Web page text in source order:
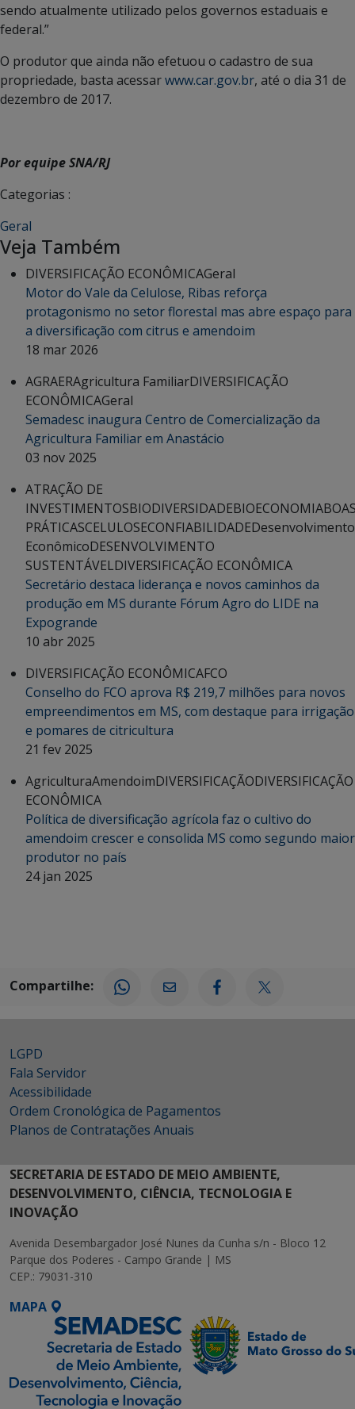
sendo atualmente utilizado pelos governos estaduais e
federal.”
O produtor que ainda não efetuou o cadastro de sua
propriedade, basta acessarwww.car.gov.br, até o dia 31 de
dezembro de 2017.
Por equipe SNA/RJ
Categorias :
Geral
Veja Também
DIVERSIFICAÇÃO ECONÔMICAGeral
Motor do Vale da Celulose, Ribas reforça
protagonismo no setor florestal mas abre espaço para
a diversificação com citrus e amendoim
18 mar 2026
AGRAERAgricultura FamiliarDIVERSIFICAÇÃO
ECONÔMICAGeral
Semadesc inaugura Centro de Comercialização da
Agricultura Familiar em Anastácio
03 nov 2025
ATRAÇÃO DE
INVESTIMENTOSBIODIVERSIDADEBIOECONOMIA
PRÁTICASCELULOSECONFIABILIDADEDesenvolvimento
EconômicoDESENVOLVIMENTO
SUSTENTÁVELDIVERSIFICAÇÃO ECONÔMICA
Secretário destaca liderança e novos caminhos da
produção em MS durante Fórum Agro do LIDE na
Expogrande
10 abr 2025
DIVERSIFICAÇÃO ECONÔMICAFCO
Conselho do FCO aprova R$ 219,7 milhões para novos
empreendimentos em MS, com destaque para irrigação
e pomares de citricultura
21 fev 2025
AgriculturaAmendoimDIVERSIFICAÇÃODIVERSIFICAÇÃO
ECONÔMICA
Política de diversificação agrícola faz o cultivo do
amendoim crescer e consolida MS como segundo maior
produtor no país
24 jan 2025
Compartilhe:
LGPD
Fala Servidor
Acessibilidade
Ordem Cronológica de Pagamentos
Planos de Contratações Anuais
SECRETARIA DE ESTADO DE MEIO AMBIENTE,
DESENVOLVIMENTO, CIÊNCIA, TECNOLOGIA E
INOVAÇÃO
Avenida Desembargador José Nunes da Cunha s/n - Bloco 12
Parque dos Poderes - Campo Grande | MS
CEP.: 79031-310
MAPA